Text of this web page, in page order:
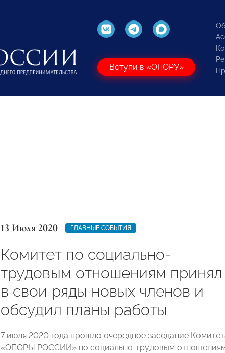
Вступи в «ОПОРУ»
13 Июля 2020 ГЛАВНЫЕ СОБЫТИЯ
Комитет по социально-
трудовым отношениям принял
в свои ряды новых членов и
обсудил планы работы
7 июля 2020 года прошло очередное заседание
«ОПОРЫ РОССИИ» по социально-трудовым